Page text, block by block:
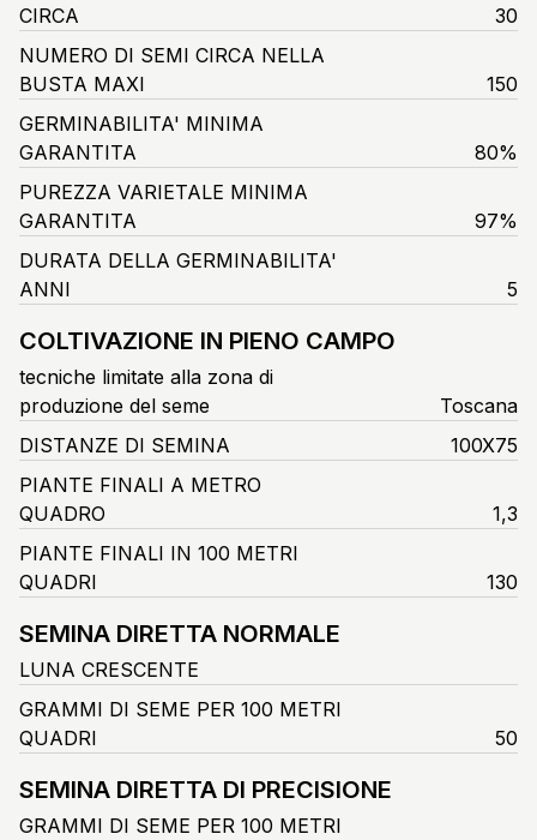
CIRCA
30
NUMERO DI SEMI CIRCA NELLA
BUSTA MAXI
150
GERMINABILITA' MINIMA
GARANTITA
80%
PUREZZA VARIETALE MINIMA
GARANTITA
97%
DURATA DELLA GERMINABILITA'
ANNI
5
COLTIVAZIONE IN PIENO CAMPO
tecniche limitate alla zona di
produzione del seme
Toscana
DISTANZE DI SEMINA
100X75
PIANTE FINALI A METRO
QUADRO
1,3
PIANTE FINALI IN 100 METRI
QUADRI
130
SEMINA DIRETTA NORMALE
LUNA CRESCENTE
GRAMMI DI SEME PER 100 METRI
QUADRI
50
SEMINA DIRETTA DI PRECISIONE
GRAMMI DI SEME PER 100 METRI